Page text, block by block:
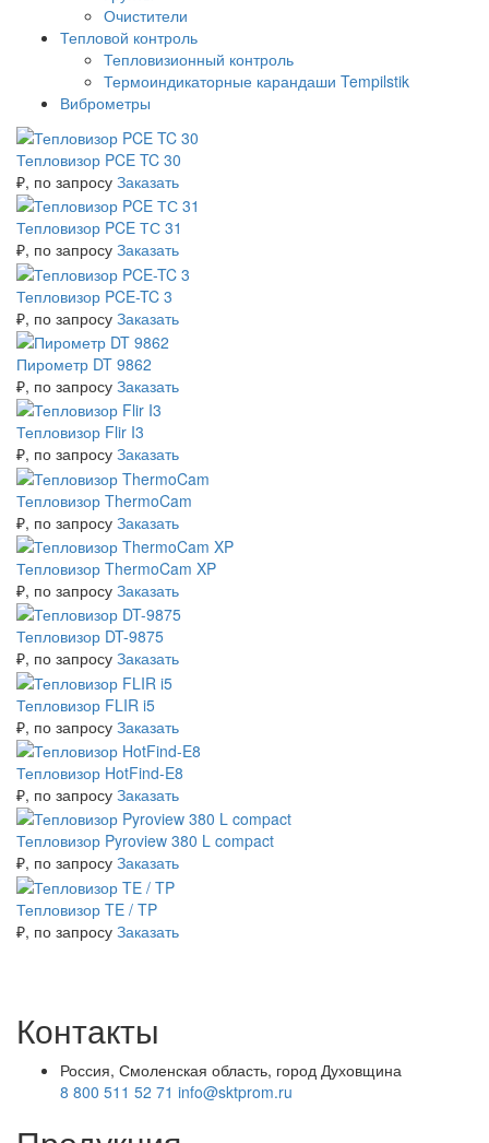
Очистители
Тепловой контроль
Тепловизионный контроль
Термоиндикаторные карандаши Tempilstik
Виброметры
Тепловизор PCE TC 30
₽, по запросу Заказать
Тепловизор PCE ТС 31
₽, по запросу Заказать
Тепловизор PCE-TC 3
₽, по запросу Заказать
Пирометр DT 9862
₽, по запросу Заказать
Тепловизор Flir I3
₽, по запросу Заказать
Тепловизор ThermoCam
₽, по запросу Заказать
Тепловизор ThermoCam XP
₽, по запросу Заказать
Тепловизор DT-9875
₽, по запросу Заказать
Тепловизор FLIR i5
₽, по запросу Заказать
Тепловизор HotFind-E8
₽, по запросу Заказать
Тепловизор Pyroview 380 L compact
₽, по запросу Заказать
Тепловизор TE / TP
₽, по запросу Заказать
Контакты
Россия, Смоленская область, город Духовщина
8 800 511 52 71 info@sktprom.ru